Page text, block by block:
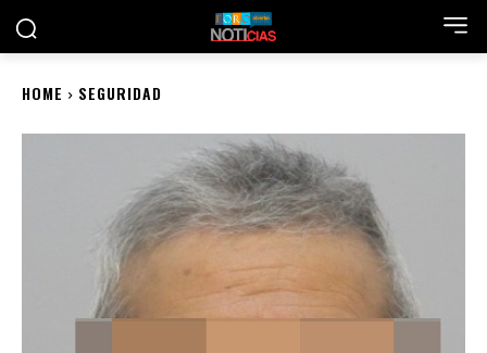
HOME SEGURIDAD